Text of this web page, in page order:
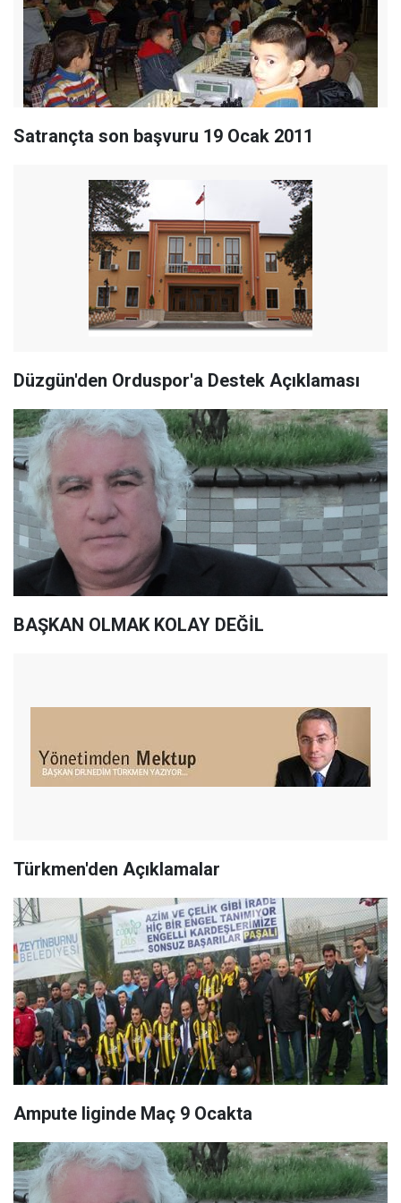
Satrançta son başvuru 19 Ocak 2011
Düzgün'den Orduspor'a Destek Açıklaması
BAŞKAN OLMAK KOLAY DEĞİL
Türkmen'den Açıklamalar
Ampute liginde Maç 9 Ocakta